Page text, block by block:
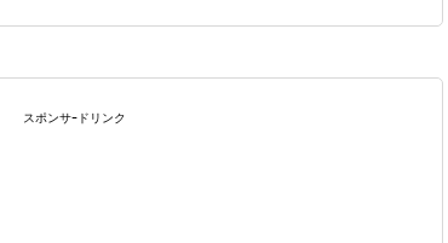
スポンサｰドリンク